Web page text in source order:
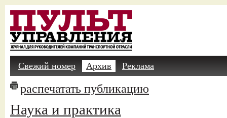
Свежий номер Архив Реклама
распечатать публикацию
Наука и практика